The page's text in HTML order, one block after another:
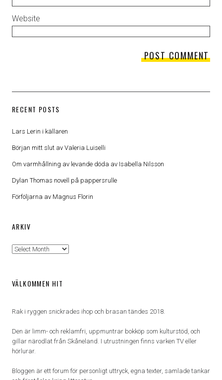
Website
RECENT POSTS
Lars Lerin i källaren
Början mitt slut av Valeria Luiselli
Om varmhållning av levande döda av Isabella Nilsson
Dylan Thomas novell på pappersrulle
Förföljarna av Magnus Florin
ARKIV
Arkiv
VÄLKOMMEN HIT
Rak i ryggen snickrades ihop och brasan tändes 2018.
Den är limm- och reklamfri, uppmuntrar bokköp som kulturstöd, och
gillar närodlat från Skåneland. I utrustningen finns varken TV eller
hörlurar.
Bloggen är ett forum för personligt uttryck, egna texter, samlade tankar